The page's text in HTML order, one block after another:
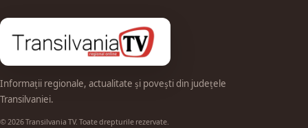
Informații regionale, actualitate și povești din județele
Transilvaniei.
© 2026 Transilvania TV. Toate drepturile rezervate.